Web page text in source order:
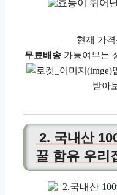
현재 가격
무료배송가능여부는
받아
2. 국내산
꿀 함유 우리